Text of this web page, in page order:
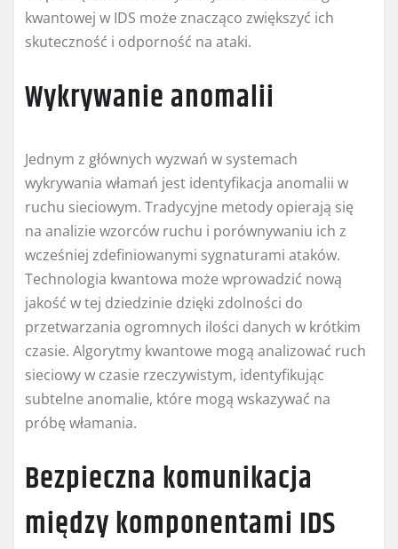
kwantowej w IDS może znacząco zwiększyć ich
skuteczność i odporność na ataki.
Wykrywanie anomalii
Jednym z głównych wyzwań w systemach
wykrywania włamań jest identyfikacja anomalii w
ruchu sieciowym. Tradycyjne metody opierają się
na analizie wzorców ruchu i porównywaniu ich z
wcześniej zdefiniowanymi sygnaturami ataków.
Technologia kwantowa może wprowadzić nową
jakość w tej dziedzinie dzięki zdolności do
przetwarzania ogromnych ilości danych w krótkim
czasie. Algorytmy kwantowe mogą analizować ruch
sieciowy w czasie rzeczywistym, identyfikując
subtelne anomalie, które mogą wskazywać na
próbę włamania.
Bezpieczna komunikacja
między komponentami IDS